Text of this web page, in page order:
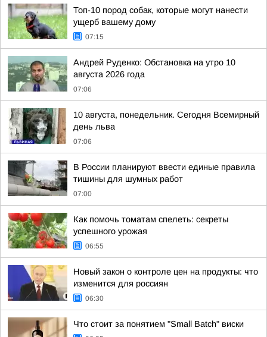
Топ-10 пород собак, которые могут нанести
ущерб вашему дому
07:15
Андрей Руденко: Обстановка на утро 10
августа 2026 года
07:06
10 августа, понедельник. Сегодня Всемирный
день льва
07:06
В России планируют ввести единые правила
тишины для шумных работ
07:00
Как помочь томатам спелеть: секреты
успешного урожая
06:55
Новый закон о контроле цен на продукты: что
изменится для россиян
06:30
Что стоит за понятием "Small Batch" виски